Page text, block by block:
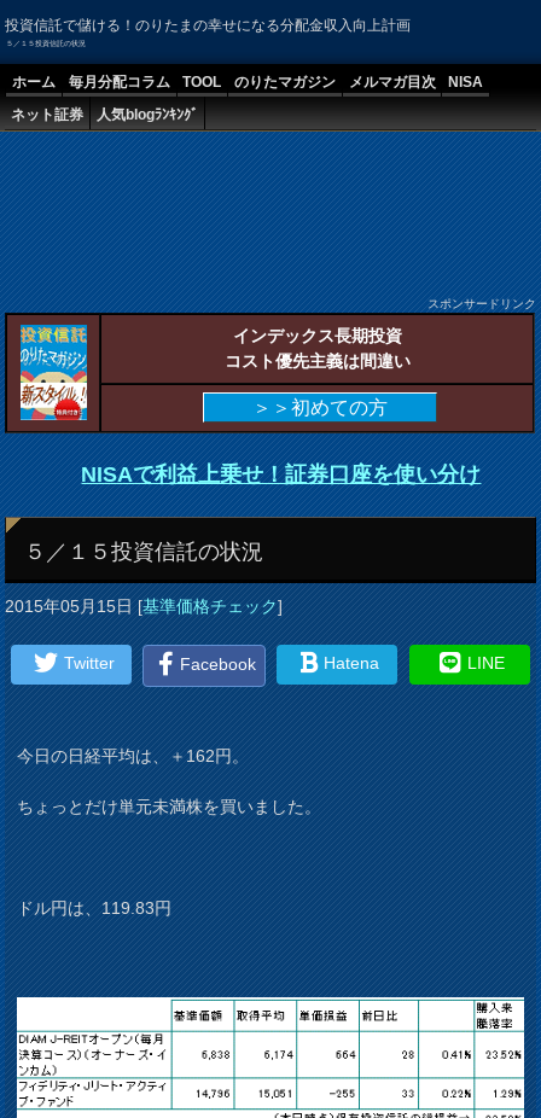
投資信託で儲ける！のりたまの幸せになる分配金収入向上計画
５／１５投資信託の状況
ホーム 毎月分配コラム TOOL のりたマガジン メルマガ目次
NISA
ネット証券
人気blogﾗﾝｷﾝｸﾞ
スポンサードリンク
インデックス長期投資
コスト優先主義は間違い
＞＞初めての方
NISAで利益上乗せ！証券口座を使い分け
５／１５投資信託の状況
2015年05月15日[基準価格チェック]
Twitter Facebook Hatena LINE
今日の日経平均は、＋162円。
ちょっとだけ単元未満株を買いました。
ドル円は、119.83円